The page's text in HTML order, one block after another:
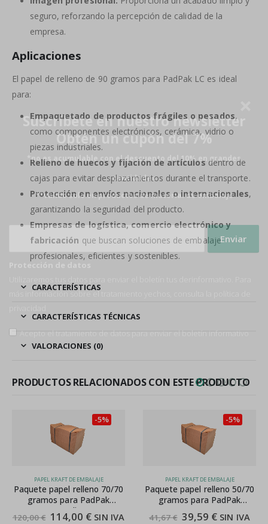
Suscríbete en nuestro newsletter
Obtén un cupón del 7%
*no es acumulable con el descuento del 10% en grandes
cantidades
**válido solo en productos de material de embalaje
Protección de datos
más información sobre el tratamiento yechos, consulta la
Acepto el tratamiento de datos para enviar el boletín informativo
seguro, reforzando la percepción de calidad de la
empresa.
Aplicaciones
El papel de relleno de 90 gramos para PadPak LC es ideal
para:
Empaquetado de productos frágiles o pesados,
como componentes electrónicos, cerámica, vidrio o
piezas industriales.
Relleno de huecos y fijación de artículos dentro de
cajas para evitar desplazamientos durante el transporte.
Protección en envíos nacionales o internacionales,
garantizando la seguridad del producto.
Empresas de logística, comercio electrónico y
fabricación que buscan soluciones de embalaje
profesionales, eficientes y sostenibles.
CARACTERÍSTICAS
CARACTERÍSTICAS TÉCNICAS
VALORACIONES (0)
PRODUCTOS RELACIONADOS CON ESTE PRODUCTO
PAPEL KRAFT DE EMBALAJE
Paquete papel relleno 50/70
gramos para PadPak
Compacc
41,67€ 39,59€ SIN IVA
-5%
PAPEL KRAFT DE EMBALAJE
Rollo papel relleno 70/70
gramos para PadPak Sr
Senior
115,00€ 109,25€ SIN IVA
-5%